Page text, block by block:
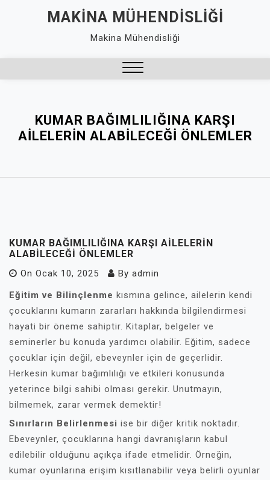
MAKINA MÜHENDISLIĞI
Makina Mühendisliği
KUMAR BAĞIMLILIĞINA KARŞI
AILELERIN ALABILECEĞI ÖNLEMLER
KUMAR BAĞIMLILIĞINA KARŞI AILELERIN
ALABILECEĞI ÖNLEMLER
On Ocak 10, 2025 By admin
Eğitim ve Bilinçlenme kısmına gelince, ailelerin kendi
çocuklarını kumarın zararları hakkında bilgilendirmesi
hayati bir öneme sahiptir. Kitaplar, belgeler ve
seminerler bu konuda yardımcı olabilir. Eğitim, sadece
çocuklar için değil, ebeveynler için de geçerlidir.
Herkesin kumar bağımlılığı ve etkileri konusunda
yeterince bilgi sahibi olması gerekir. Unutmayın,
bilmemek, zarar vermek demektir!
Sınırların Belirlenmesi ise bir diğer kritik noktadır.
Ebeveynler, çocuklarına hangi davranışların kabul
edilebilir olduğunu açıkça ifade etmelidir. Örneğin,
kumar oyunlarına erişim kısıtlanabilir veya belirli oyunlar